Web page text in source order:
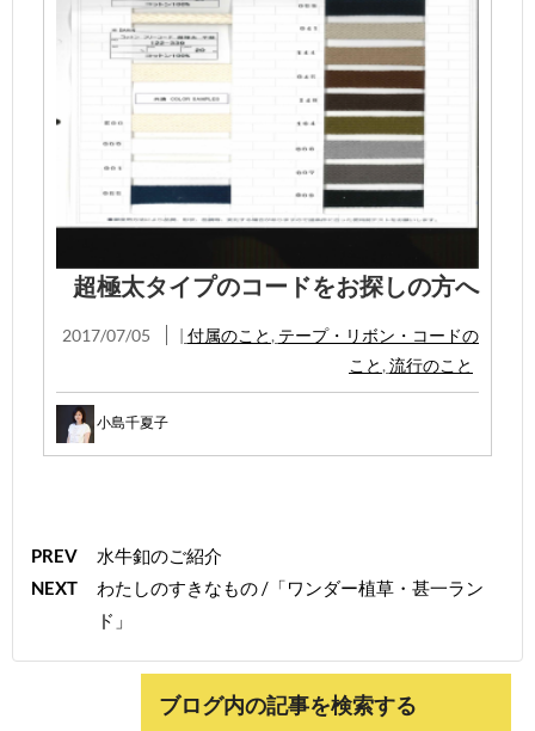
超極太タイプのコードをお探しの方へ
2017/07/05 | 付属のこと , テープ・リボン・コードの
こと , 流行のこと
小島千夏子
PREV
水牛釦のご紹介
NEXT
わたしのすきなもの /「ワンダー植草・甚一ラン
ド」
ブログ内の記事を検索する